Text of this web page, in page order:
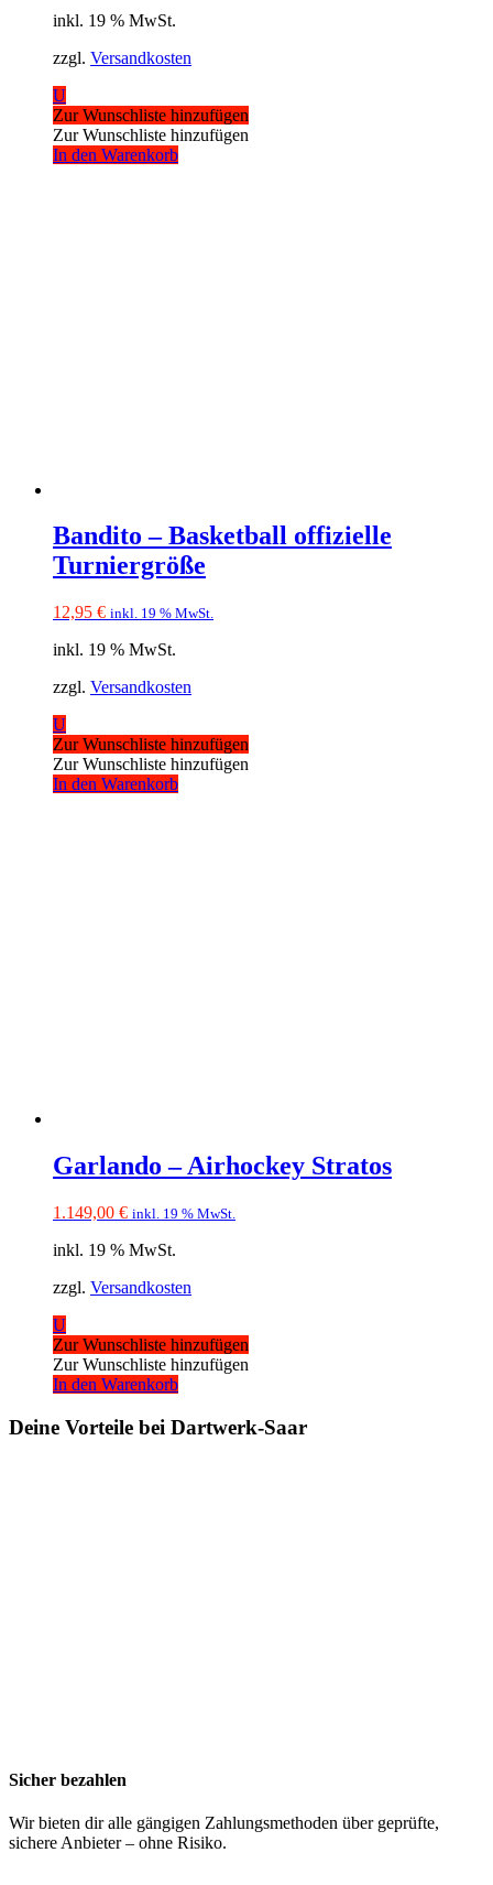
inkl. 19 % MwSt.
zzgl. Versandkosten
U
Zur Wunschliste hinzufügen
Zur Wunschliste hinzufügen
In den Warenkorb
Bandito – Basketball offizielle
Turniergröße
12,95 € inkl. 19 % MwSt.
inkl. 19 % MwSt.
zzgl. Versandkosten
U
Zur Wunschliste hinzufügen
Zur Wunschliste hinzufügen
In den Warenkorb
Garlando – Airhockey Stratos
1.149,00 € inkl. 19 % MwSt.
inkl. 19 % MwSt.
zzgl. Versandkosten
U
Zur Wunschliste hinzufügen
Zur Wunschliste hinzufügen
In den Warenkorb
Deine Vorteile bei Dartwerk-Saar
Sicher bezahlen
Wir bieten dir alle gängigen Zahlungsmethoden über geprüfte,
sichere Anbieter – ohne Risiko.